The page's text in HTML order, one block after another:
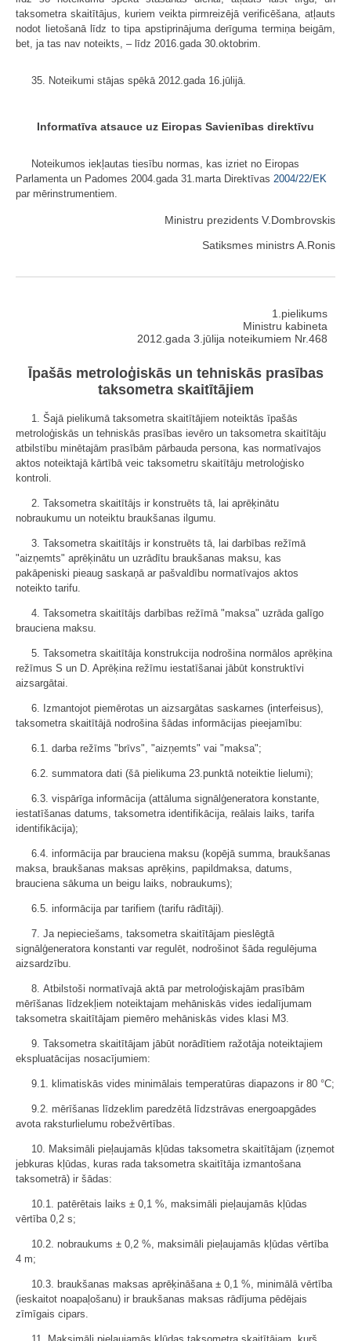
taksometra skaitītājus, kuriem veikta pirmreizējā verificēšana, atļauts
nodot lietošanā līdz to tipa apstiprinājuma derīguma termiņa beigām,
bet, ja tas nav noteikts, – līdz 2016.gada 30.oktobrim.
35. Noteikumi stājas spēkā 2012.gada 16.jūlijā.
Informatīva atsauce uz Eiropas Savienības direktīvu
Noteikumos iekļautas tiesību normas, kas izriet no Eiropas
Parlamenta un Padomes 2004.gada 31.marta Direktīvas 2004/22/EK
par mērinstrumentiem.
Ministru prezidents V.Dombrovskis
Satiksmes ministrs A.Ronis
1.pielikums
Ministru kabineta
2012.gada 3.jūlija noteikumiem Nr.468
Īpašās metroloģiskās un tehniskās prasības
taksometra skaitītājiem
1. Šajā pielikumā taksometra skaitītājiem noteiktās īpašās
metroloģiskās un tehniskās prasības ievēro un taksometra skaitītāju
atbilstību minētajām prasībām pārbauda persona, kas normatīvajos
aktos noteiktajā kārtībā veic taksometru skaitītāju metroloģisko
kontroli.
2. Taksometra skaitītājs ir konstruēts tā, lai aprēķinātu
nobraukumu un noteiktu braukšanas ilgumu.
3. Taksometra skaitītājs ir konstruēts tā, lai darbības režīmā
"aizņemts" aprēķinātu un uzrādītu braukšanas maksu, kas
pakāpeniski pieaug saskaņā ar pašvaldību normatīvajos aktos
noteikto tarifu.
4. Taksometra skaitītājs darbības režīmā "maksa" uzrāda galīgo
brauciena maksu.
5. Taksometra skaitītāja konstrukcija nodrošina normālos aprēķina
režīmus S un D. Aprēķina režīmu iestatīšanai jābūt konstruktīvi
aizsargātai.
6. Izmantojot piemērotas un aizsargātas saskarnes (interfeisus),
taksometra skaitītājā nodrošina šādas informācijas pieejamību:
6.1. darba režīms "brīvs", "aizņemts" vai "maksa";
6.2. summatora dati (šā pielikuma 23.punktā noteiktie lielumi);
6.3. vispārīga informācija (attāluma signālģeneratora konstante,
iestatīšanas datums, taksometra identifikācija, reālais laiks, tarifa
identifikācija);
6.4. informācija par brauciena maksu (kopējā summa, braukšanas
maksa, braukšanas maksas aprēķins, papildmaksa, datums,
brauciena sākuma un beigu laiks, nobraukums);
6.5. informācija par tarifiem (tarifu rādītāji).
7. Ja nepieciešams, taksometra skaitītājam pieslēgtā
signālģeneratora konstanti var regulēt, nodrošinot šāda regulējuma
aizsardzību.
8. Atbilstoši normatīvajā aktā par metroloģiskajām prasībām
mērīšanas līdzekļiem noteiktajam mehāniskās vides iedalījumam
taksometra skaitītājam piemēro mehāniskās vides klasi M3.
9. Taksometra skaitītājam jābūt norādītiem ražotāja noteiktajiem
ekspluatācijas nosacījumiem:
9.1. klimatiskās vides minimālais temperatūras diapazons ir 80 °C;
9.2. mērīšanas līdzeklim paredzētā līdzstrāvas energoapgādes
avota raksturlielumu robežvērtības.
10. Maksimāli pieļaujamās kļūdas taksometra skaitītājam (izņemot
jebkuras kļūdas, kuras rada taksometra skaitītāja izmantošana
taksometrā) ir šādas:
10.1. patērētais laiks ± 0,1 %, maksimāli pieļaujamās kļūdas
vērtība 0,2 s;
10.2. nobraukums ± 0,2 %, maksimāli pieļaujamās kļūdas vērtība
4 m;
10.3. braukšanas maksas aprēķināšana ± 0,1 %, minimālā vērtība
(ieskaitot noapaļošanu) ir braukšanas maksas rādījuma pēdējais
zīmīgais cipars.